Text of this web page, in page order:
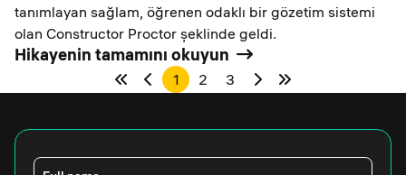
tanımlayan sağlam, öğrenen odaklı bir gözetim sistemi
olan Constructor Proctor şeklinde geldi.
Hikayenin tamamını okuyun
1 2 3